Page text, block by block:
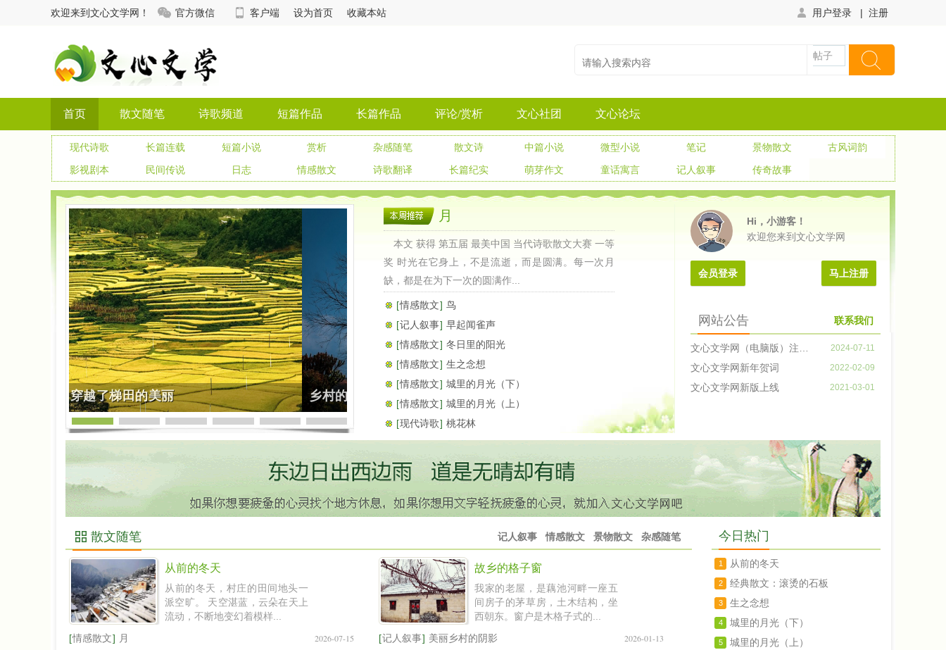
欢迎来到文心文学网！ 官方微信 客户端 设为首页 收藏本站 用户登录 | 注册
帖子
首页 散文随笔 诗歌频道 短篇作品 长篇作品 评论/赏析 文心社团 文心论坛
现代诗歌 长篇连载 短篇小说 赏析 杂感随笔 散文诗 中篇小说 微型小说 笔记 景物散文
古风词韵
影视剧本
民间传说 日志 情感散文 诗歌翻译 长篇纪实 萌芽作文 童话寓言 记人叙事 传奇故事
梁银：我在戈壁谈起了一次辽阔 漫天飞雪的日子 初秋，穿越了梯田的美丽
月
本文 获得 第五届 最美中国 当代诗歌散文大赛 一等
奖 时光在它身上，不是流逝，而是圆满。每一次月
缺，都是在为下一次的圆满作...
[情感散文] 鸟
[记人叙事] 早起闻雀声
[情感散文] 冬日里的阳光
[情感散文] 生之念想
[情感散文] 城里的月光（下）
[情感散文] 城里的月光（上）
[现代诗歌] 桃花林
Hi，小游客！
欢迎您来到文心文学网
会员登录 马上注册
网站公告 联系我们
2024-07-11
文心文学网新年贺词 2022-02-09
文心文学网新版上线 2021-03-01
杂感随笔
景物散文
情感散文
记人叙事
散文随笔
从前的冬天
从前的冬天，村庄的田间地头一
派空旷。 天空湛蓝，云朵在天上
流动，不断地变幻着模样...
2026-07-15
[情感散文] 月
故乡的格子窗
我家的老屋，是藕池河畔一座五
间房子的茅草房，土木结构，坐
西朝东。窗户是木格子式的...
2026-01-13
[记人叙事] 美丽乡村的阴影
今日热门
1 从前的冬天
2 经典散文：滚烫的石板
3 生之念想
4 城里的月光（下）
5 城里的月光（上）